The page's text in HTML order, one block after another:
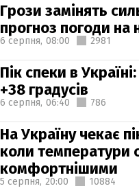
Грози замінять
прогноз погоди на
6 серпня, 08:00 2981
Пік спеки в
+38 градусів
6 серпня, 06:40 786
На Україну чекає
коли температури
комфортнішими
5 серпня, 20:00 10884